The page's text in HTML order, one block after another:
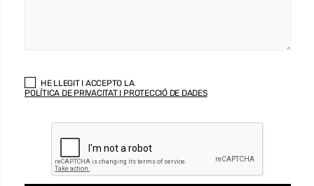
HE LLEGIT I ACCEPTO LA
POLÍTICA DE PRIVACITAT I PROTECCIÓ DE DADES